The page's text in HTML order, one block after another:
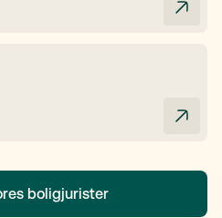
boligjurister